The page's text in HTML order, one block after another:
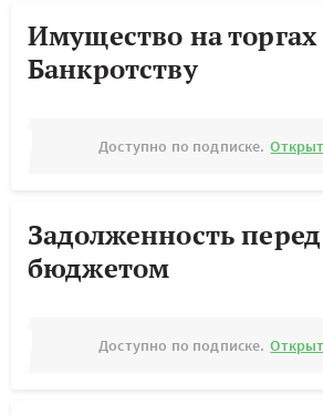
Имущество на
Банкротству
Доступно по подписке.
Задолженность перед
бюджетом
Доступно по подписке.